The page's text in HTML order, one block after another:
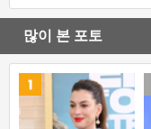
많이 본 포토